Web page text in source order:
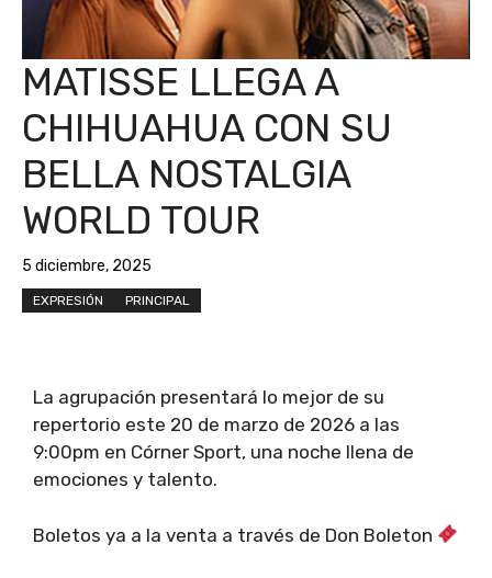
MATISSE LLEGA A
CHIHUAHUA CON SU
BELLA NOSTALGIA
WORLD TOUR
5 diciembre, 2025
EXPRESIÓN PRINCIPAL
La agrupación presentará lo mejor de su
repertorio este 20 de marzo de 2026 a las
9:00pm en Córner Sport, una noche llena de
emociones y talento.
Boletos ya a la venta a través de Don Boleton